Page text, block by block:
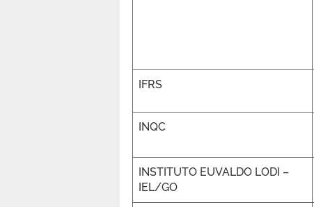
IFRS
INQC
INSTITUTO EUVALDO LODI –
IEL/GO